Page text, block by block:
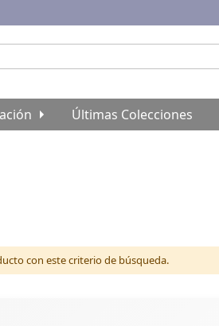
Últimas Colecciones
con este criterio de búsqueda.